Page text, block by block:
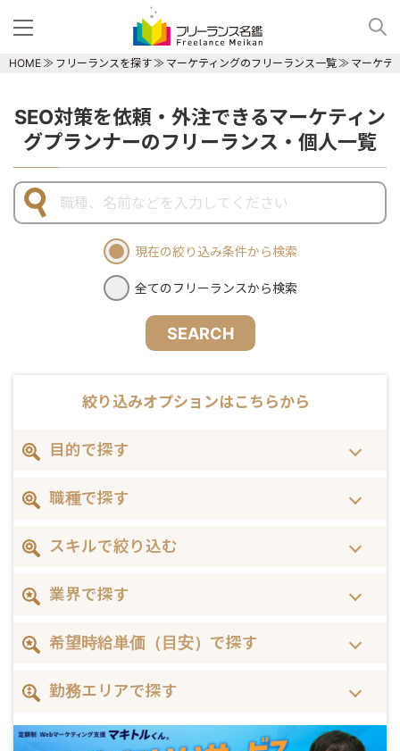
HOME フリーランスを探す マーケティングのフリーランス一覧 マーケテ
SEO対策を依頼・外注できるマーケティン
グプランナーのフリーランス・個人一覧
現在の絞り込み条件から検索
全てのフリーランスから検索
SEARCH
絞り込みオプションはこちらから
目的で探す
職種で探す
スキルで絞り込む
業界で探す
希望時給単価（目安）で探す
勤務エリアで探す